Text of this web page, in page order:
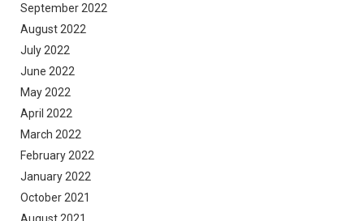
September 2022
August 2022
July 2022
June 2022
May 2022
April 2022
March 2022
February 2022
January 2022
October 2021
August 2021